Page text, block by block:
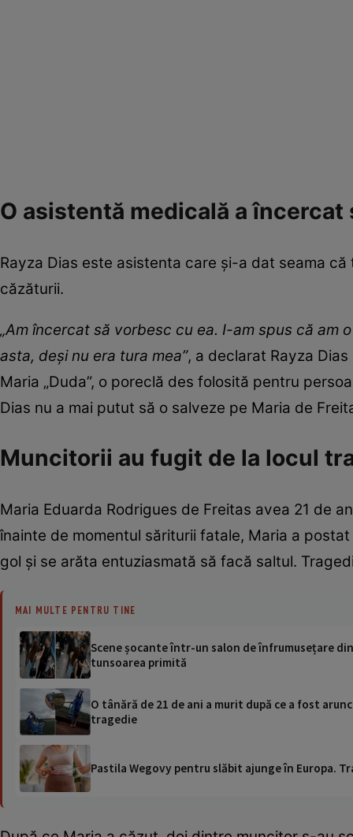
O asistentă medicală a încercat
Rayza Dias este asistenta care și-a dat seama
căzăturii.
„Am încercat să vorbesc cu ea. I-am spus că am
asta, deși nu era tura mea”, a declarat Rayza
Maria „Duda”, o poreclă des folosită pentru
Dias nu a mai putut să o salveze pe Maria de
Muncitorii au fugit de la locul
Maria Eduarda Rodrigues de Freitas avea 21 de
înainte de momentul săriturii fatale, Maria a
gol și se arăta entuziasmată să facă saltul.
MAI MULTE PENTRU TINE
Scene șocante într-un salon de înfrumusețare
tunsoarea primită
O tânără de 21 de ani a murit după ce a fost
tragedie
Pastila Wegovy pentru slăbit ajunge în Europa.